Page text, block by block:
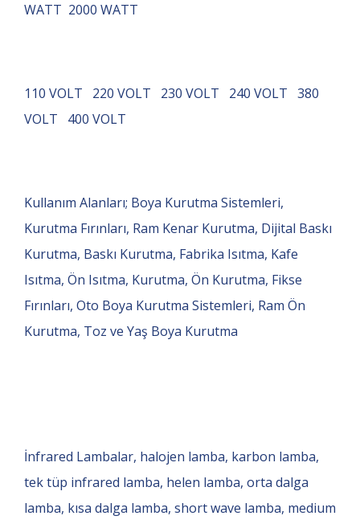
WATT 2000 WATT
110 VOLT 220 VOLT 230 VOLT 240 VOLT 380
VOLT 400 VOLT
Kullanım Alanları; Boya Kurutma Sistemleri,
Kurutma Fırınları, Ram Kenar Kurutma, Dijital Baskı
Kurutma, Baskı Kurutma, Fabrika Isıtma, Kafe
Isıtma, Ön Isıtma, Kurutma, Ön Kurutma, Fikse
Fırınları, Oto Boya Kurutma Sistemleri, Ram Ön
Kurutma, Toz ve Yaş Boya Kurutma
İnfrared Lambalar, halojen lamba, karbon lamba,
tek tüp infrared lamba, helen lamba, orta dalga
lamba, kısa dalga lamba, short wave lamba, medium